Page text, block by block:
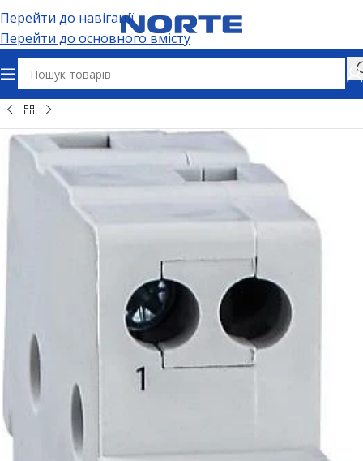
Перейти до навігації
Перейти до основного вмісту
обладнання Перемикачі вводу резерву